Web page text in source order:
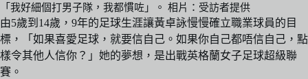
「我好細個打男子隊，我都慣咗」。 相片：受訪者提供
由5歲到14歲，9年的足球生涯讓黃卓詠慢慢確立職業球員的目
標，「如果喜愛足球，就要信自己。如果你自己都唔信自己，點
樣令其他人信你？」她的夢想，是出戰英格蘭女子足球超級聯
賽。